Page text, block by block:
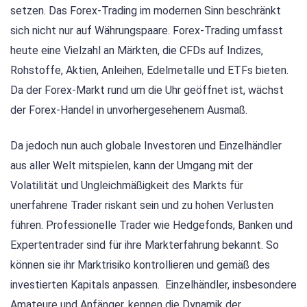
setzen. Das Forex-Trading im modernen Sinn beschränkt
sich nicht nur auf Währungspaare. Forex-Trading umfasst
heute eine Vielzahl an Märkten, die CFDs auf Indizes,
Rohstoffe, Aktien, Anleihen, Edelmetalle und ETFs bieten.
Da der Forex-Markt rund um die Uhr geöffnet ist, wächst
der Forex-Handel in unvorhergesehenem Ausmaß.
Da jedoch nun auch globale Investoren und Einzelhändler
aus aller Welt mitspielen, kann der Umgang mit der
Volatilität und Ungleichmäßigkeit des Markts für
unerfahrene Trader riskant sein und zu hohen Verlusten
führen. Professionelle Trader wie Hedgefonds, Banken und
Expertentrader sind für ihre Markterfahrung bekannt. So
können sie ihr Marktrisiko kontrollieren und gemäß des
investierten Kapitals anpassen. Einzelhändler, insbesondere